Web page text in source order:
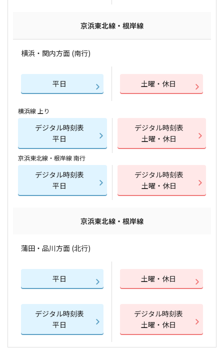
京浜東北線・根岸線
横浜・関内方面 (南行)
平日 土曜・休日
横浜線 上り
デジタル時刻表
平日
デジタル時刻表
土曜・休日
京浜東北線・根岸線 南行
デジタル時刻表
平日
デジタル時刻表
土曜・休日
京浜東北線・根岸線
蒲田・品川方面 (北行)
平日 土曜・休日
デジタル時刻表
平日
デジタル時刻表
土曜・休日